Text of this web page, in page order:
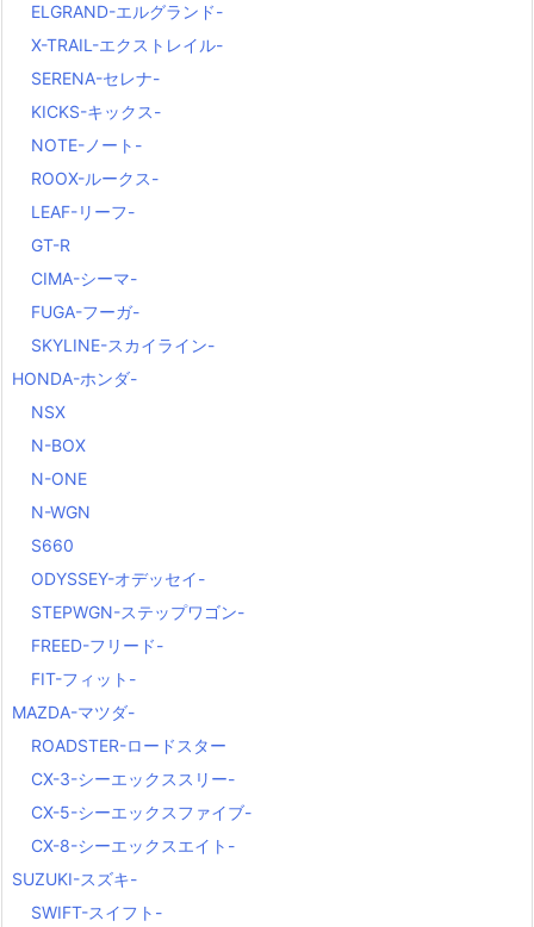
ELGRAND-エルグランド-
X-TRAIL-エクストレイル-
SERENA-セレナ-
KICKS-キックス-
NOTE-ノート-
ROOX-ルークス-
LEAF-リーフ-
GT-R
CIMA-シーマ-
FUGA-フーガ-
SKYLINE-スカイライン-
HONDA-ホンダ-
NSX
N-BOX
N-ONE
N-WGN
S660
ODYSSEY-オデッセイ-
STEPWGN-ステップワゴン-
FREED-フリード-
FIT-フィット-
MAZDA-マツダ-
ROADSTER-ロードスター
CX-3-シーエックススリー-
CX-5-シーエックスファイブ-
CX-8-シーエックスエイト-
SUZUKI-スズキ-
SWIFT-スイフト-